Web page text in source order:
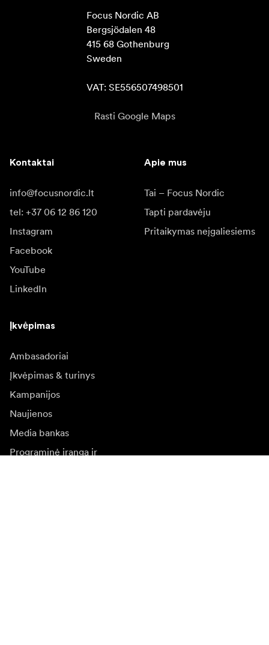
Focus Nordic AB
Bergsjödalen 48
415 68 Gothenburg
Sweden
VAT: SE556507498501
Rasti Google Maps
Kontaktai
info@focusnordic.lt
tel: +37 06 12 86 120
Instagram
Facebook
YouTube
LinkedIn
Apie mus
Tai – Focus Nordic
Tapti pardavėju
Pritaikymas neįgaliesiems
Įkvėpimas
Ambasadoriai
Įkvėpimas & turinys
Kampanijos
Naujienos
Media bankas
Programinė įranga ir